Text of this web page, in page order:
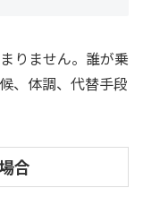
りません。誰が乗
、体調、代替手段
合